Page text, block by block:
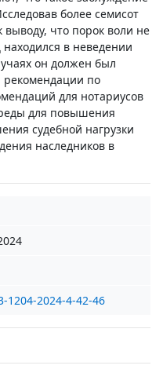
более семисот
что порок воли не
в неведении
он должен был
рекомендации по
для нотариусов
для повышения
судебной нагрузки
наследников в
1204-2024-4-42-46